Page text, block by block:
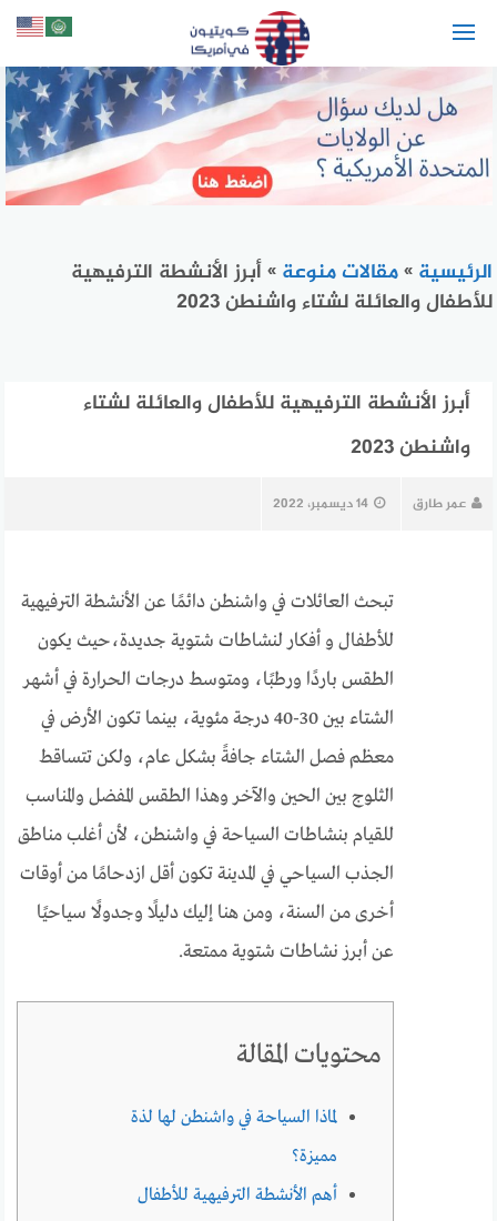
الرئيسية »مقالات منوعة »أبرز الأنشطة الترفيهية
للأطفال والعائلة لشتاء واشنطن 2023
أبرز الأنشطة الترفيهية للأطفال والعائلة لشتاء
واشنطن 2023
عمر طارق 14 ديسمبر، 2022
تبحث العائلات في واشنطن دائمًا عن الأنشطة الترفيهية
للأطفال و أفكار لنشاطات شتوية جديدة،حيث يكون
الطقس باردًا ورطبًا، ومتوسط درجات الحرارة في أشهر
الشتاء بين 30-40 درجة مئوية، بينما تكون الأرض في
معظم فصل الشتاء جافةً بشكل عام، ولكن تتساقط
الثلوج بين الحين والآخر وهذا الطقس المفضل والمناسب
للقيام بنشاطات السياحة في واشنطن، لأن أغلب مناطق
الجذب السياحي في المدينة تكون أقل ازدحامًا من أوقات
أخرى من السنة، ومن هنا إليك دليلًا وجدولًا سياحيًا
عن أبرز نشاطات شتوية ممتعة.
محتويات المقالة
لماذا السياحة في واشنطن لها لذة
مميزة؟
أهم الأنشطة الترفيهية للأطفال